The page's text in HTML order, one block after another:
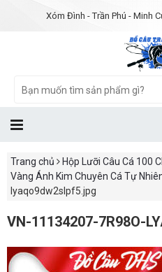
Xóm Đình - Trần Phú - Minh
Trang chủ
Hộp Lưỡi Câu Cá 100
Vàng Ánh Kim Chuyên Cá Tự
lyaqo9dw2slpf5.jpg
VN-11134207-7R98O-